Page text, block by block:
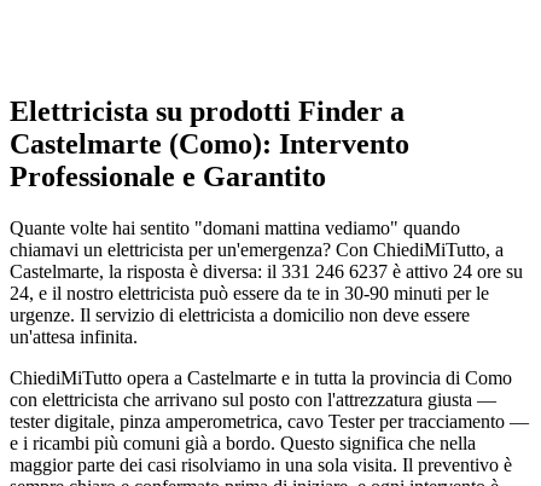
Elettricista su prodotti Finder a
Castelmarte (Como): Intervento
Professionale e Garantito
Quante volte hai sentito "domani mattina vediamo" quando
chiamavi un elettricista per un'emergenza? Con ChiediMiTutto, a
Castelmarte, la risposta è diversa: il 331 246 6237 è attivo 24 ore su
24, e il nostro elettricista può essere da te in 30-90 minuti per le
urgenze. Il servizio di elettricista a domicilio non deve essere
un'attesa infinita.
ChiediMiTutto opera a Castelmarte e in tutta la provincia di Como
con elettricista che arrivano sul posto con l'attrezzatura giusta —
tester digitale, pinza amperometrica, cavo Tester per tracciamento —
e i ricambi più comuni già a bordo. Questo significa che nella
maggior parte dei casi risolviamo in una sola visita. Il preventivo è